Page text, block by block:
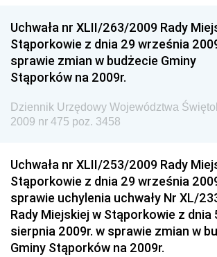
Dziennik Urzędowy Ministra
Dziennik Urzędowy Ministra Rozwoju i
Dziennik Urzędowy Wyższego Urzędu
Dziennik Urzędowy Prezesa Urzędu
Kolejowego
Technologii
Dziennik Urzędowy Ministra Inwestycji
Dziennik Urzędowy Naczelnego
Państwowych
Dziennik Urzędowy Ministra
Uchwała nr XLII/263/2009 Rady
Stąporkowie z dnia 29 września
sprawie zmian w budżecie Gminy
Stąporków na 2009r.
Dziennik Urzędowy Województwa
2009 nr 475 poz. 3458
Uchwała nr XLII/253/2009 Rady
Stąporkowie z dnia 29 września
sprawie uchylenia uchwały Nr XL/
Rady Miejskiej w Stąporkowie z dnia
sierpnia 2009r. w sprawie zmian w
Gminy Stąporków na 2009r.